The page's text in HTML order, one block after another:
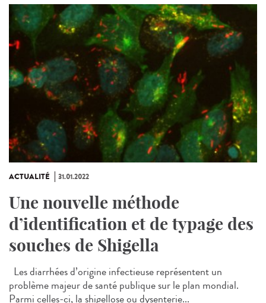
ACTUALITÉ 31.01.2022
Une nouvelle méthode
d’identification et de typage des
souches de Shigella
Les diarrhées d’origine infectieuse représentent un
problème majeur de santé publique sur le plan mondial.
Parmi celles-ci, la shigellose ou dysenterie...